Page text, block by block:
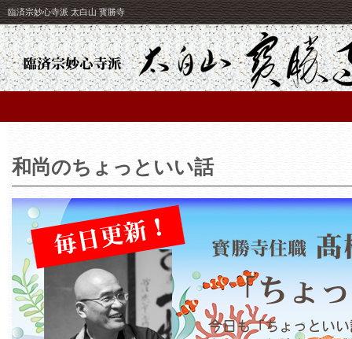
臨済宗妙心寺派 太白山 寳勝寺
和尚のちょっといい話